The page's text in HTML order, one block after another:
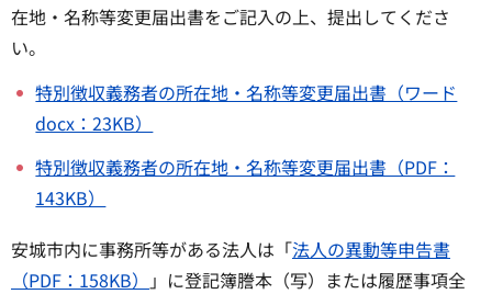
在地・名称等変更届出書をご記入の上、提出してくださ
い。
特別徴収義務者の所在地・名称等変更届出書（ワード
docx：23KB）
特別徴収義務者の所在地・名称等変更届出書（PDF：
143KB）
安城市内に事務所等がある法人は「法人の異動等申告書
（PDF：158KB）
」に登記簿謄本（写）または履歴事項全